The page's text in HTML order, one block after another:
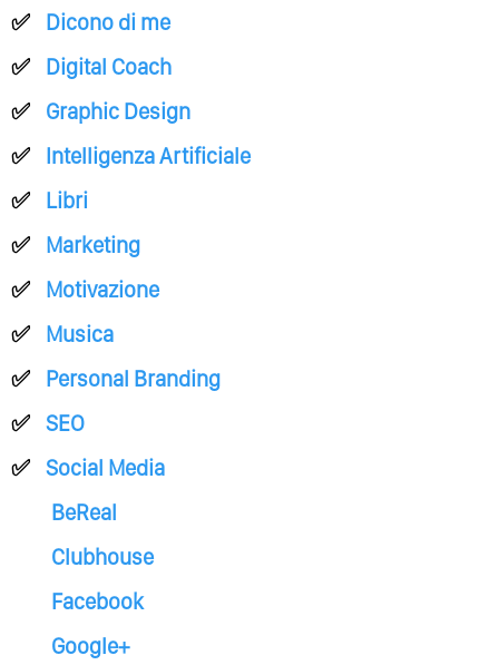
Dicono di me
Digital Coach
Graphic Design
Intelligenza Artificiale
Libri
Marketing
Motivazione
Musica
Personal Branding
SEO
Social Media
BeReal
Clubhouse
Facebook
Google+